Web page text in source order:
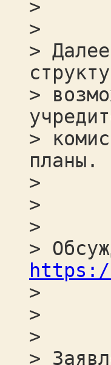
>
>
>
>
>
планы.
>
>
>
>
https://
>
>
>
>